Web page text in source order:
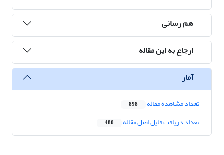
هم رسانی
ارجاع به این مقاله
آمار
تعداد مشاهده مقاله 898
تعداد دریافت فایل اصل مقاله 480